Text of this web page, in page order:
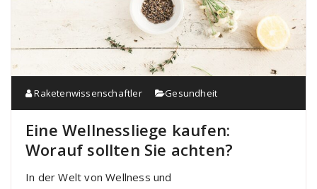
Raketenwissenschaftler Gesundheit
Eine Wellnessliege kaufen:
Worauf sollten Sie achten?
In der Welt von Wellness und